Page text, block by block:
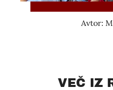
Avtor:
VEČ IZ